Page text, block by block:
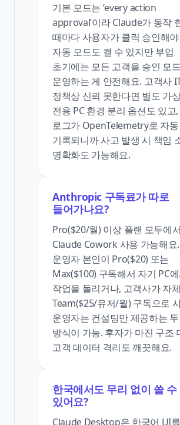
기본 모드는 ‘every action
approval’이라 Claude가 동작
때마다 사용자가 클릭 승인해
자동 모드도 켤 수 있지만 부업
초기에는 모든 고객을 승인 모
운영하는 게 안전해요. 고객사
정책상 신뢰 못한다면 별도 가
전용 PC 환경 분리 옵션도 있고,
로그가 OpenTelemetry로 자동
기록되니까 사고 발생 시 책임
명확화도 가능해요.
Anthropic 구독료가 따로
들어가나요?
Pro($20/월) 이상 플랜 모두에서
Claude Cowork 사용 가능해요
운영자 본인이 Pro($20) 또는
Max($100) 구독해서 자기 PC
작업을 돌리거나, 고객사가 자체
Team($25/유저/월) 구독으로
운영자는 컨설팅만 제공하는
방식이 가능. 후자가 마진 구조
고객 데이터 격리도 깨끗해요.
한국에서도 무리 없이 쓸 수
있어요?
Claude Desktop은 한국어 UI를